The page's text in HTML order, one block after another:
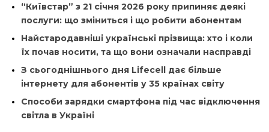
“Київстар” з 21 січня 2026 року припиняє деякі
послуги: що зміниться і що робити абонентам
Найстародавніші українські прізвища: хто і коли
їх почав носити, та що вони означали насправді
З сьогоднішнього дня Lifecell дає більше
інтернету для абонентів у 35 країнах світу
Способи зарядки смартфона під час відключення
світла в Україні